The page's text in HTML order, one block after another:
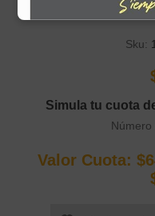
Sku:
Simula tu cuota
Número
Valor Cuota: